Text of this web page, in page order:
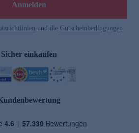
Anmelden
und die Gutscheinbedingungen
Sicher einkaufen